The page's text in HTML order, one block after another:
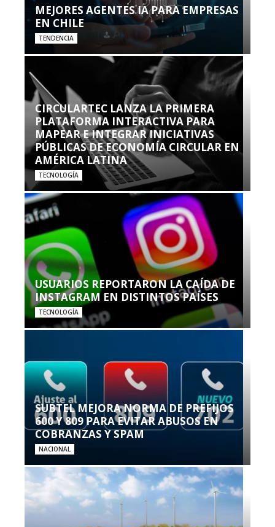
MEJORES AGENTES IA PARA EMPRESAS
EN CHILE
TENDENCIA
CIRCULARTEC LANZA LA PRIMERA
PLATAFORMA INTERACTIVA PARA
MAPEAR E INTEGRAR INICIATIVAS
PÚBLICAS DE ECONOMÍA CIRCULAR EN
AMÉRICA LATINA
TECNOLOGÍA
USUARIOS REPORTARON LA CAÍDA DE
INSTAGRAM EN DISTINTOS PAÍSES
TECNOLOGÍA
SUBTEL MEJORA NORMA DE PREFIJOS
600 Y 809 PARA EVITAR ABUSOS EN
COBRANZAS Y SPAM
NACIONAL